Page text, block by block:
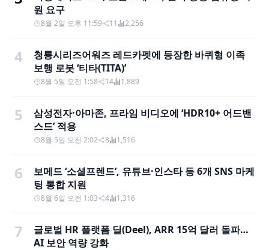
원 요구
8월 2일 오후 11:59 11 2,256
4
청룡시리즈어워즈 레드카펫에 등장한 바퀴형 이족
보행 로봇 ‘티타(TITA)’
8월 5일 오전 1:58 14 1,889
5
삼성전자·아마존, 프라임 비디오에 ‘HDR10+ 어드밴
스드’ 적용
8월 5일 오전 2:02 8 1,516
6
보메드 ‘소셜프렌드’, 유튜브·인스타 등 6개 SNS 마케
팅 통합 지원
8월 6일 오전 1:03 4 1,316
7
글로벌 HR 플랫폼 딜(Deel), ARR 15억 달러 돌파…
AI 보안 역량 강화